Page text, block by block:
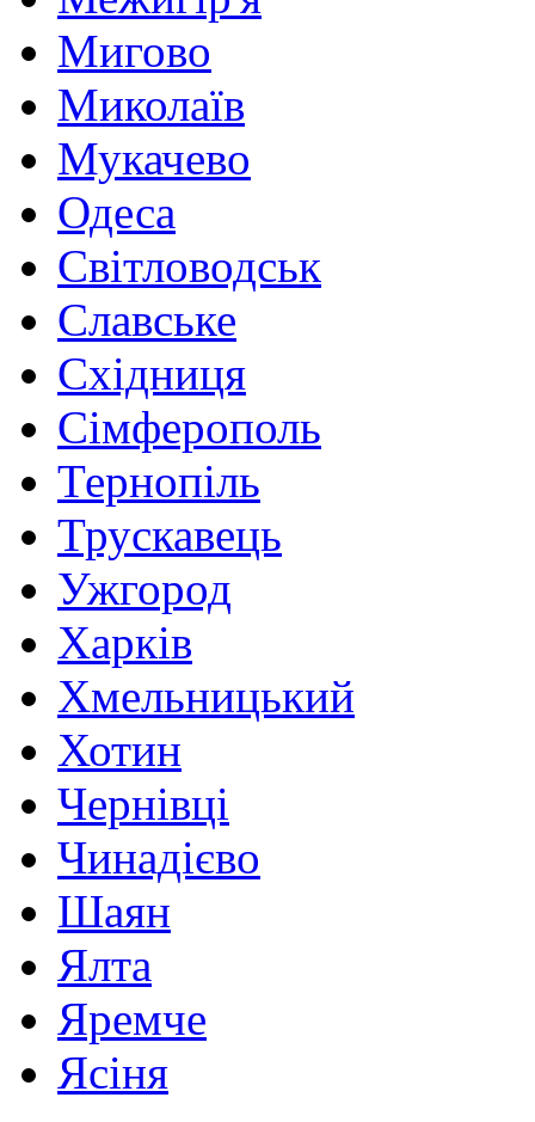
Мигово
Миколаїв
Мукачево
Одеса
Світловодськ
Славське
Східниця
Сімферополь
Тернопіль
Трускавець
Ужгород
Харків
Хмельницький
Хотин
Чернівці
Чинадієво
Шаян
Ялта
Яремче
Ясіня